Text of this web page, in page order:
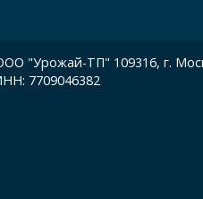
"Урожай-ТП" 109316, г.
7709046382